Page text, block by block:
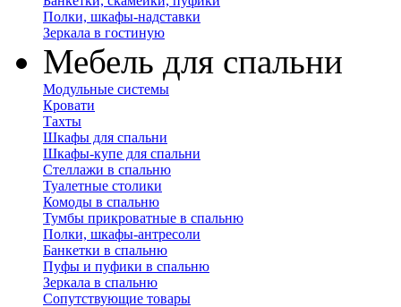
Полки, шкафы-надставки
Зеркала в гостиную
Мебель для спальни
Модульные системы
Кровати
Тахты
Шкафы для спальни
Шкафы-купе для спальни
Стеллажи в спальню
Туалетные столики
Комоды в спальню
Тумбы прикроватные в спальню
Полки, шкафы-антресоли
Банкетки в спальню
Пуфы и пуфики в спальню
Зеркала в спальню
Сопутствующие товары